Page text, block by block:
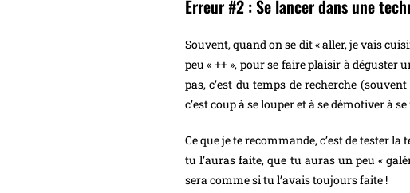
Erreur #2 : Se lancer dans une
Souvent, quand on se dit « aller, je vais
peu « ++ », pour se faire plaisir à déguster
pas, c’est du temps de recherche
c’est coup à se louper et à se démotiver à
Ce que je te recommande, c’est de tester
tu l’auras faite, que tu auras un peu «
sera comme si tu l’avais toujours faite !